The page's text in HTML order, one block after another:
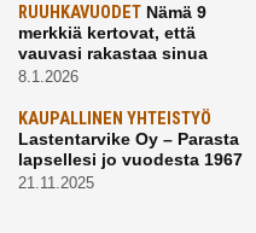
RUUHKAVUODET Nämä 9
merkkiä kertovat, että
vauvasi rakastaa sinua
8.1.2026
KAUPALLINEN YHTEISTYÖ
Lastentarvike Oy – Parasta
lapsellesi jo vuodesta 1967
21.11.2025